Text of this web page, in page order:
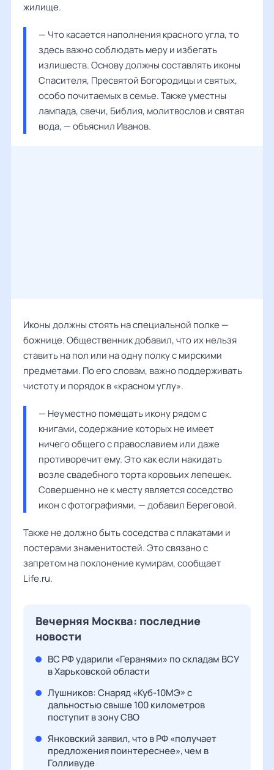
жилище.
— Что касается наполнения красного угла, то
здесь важно соблюдать меру и избегать
излишеств. Основу должны составлять иконы
Спасителя, Пресвятой Богородицы и святых,
особо почитаемых в семье. Также уместны
лампада, свечи, Библия, молитвослов и святая
вода, — объяснил Иванов.
Иконы должны стоять на специальной полке —
божнице. Общественник добавил, что их нельзя
ставить на пол или на одну полку с мирскими
предметами. По его словам, важно поддерживать
чистоту и порядок в «красном углу».
— Неуместно помещать икону рядом с
книгами, содержание которых не имеет
ничего общего с православием или даже
противоречит ему. Это как если накидать
возле свадебного торта коровьих лепешек.
Совершенно не к месту является соседство
икон с фотографиями, — добавил Береговой.
Также не должно быть соседства с плакатами и
постерами знаменитостей. Это связано с
запретом на поклонение кумирам, сообщает
Life.ru.
Вечерняя Москва: последние
новости
ВС РФ ударили «Геранями» по складам ВСУ
в Харьковской области
Лушников: Снаряд «Куб-10МЭ» с
дальностью свыше 100 километров
поступит в зону СВО
Янковский заявил, что в РФ «получает
предложения поинтереснее», чем в
Голливуде